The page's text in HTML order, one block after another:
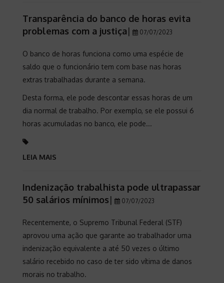
Transparência do banco de horas evita
problemas com a justiça| 07/07/2023
O banco de horas funciona como uma espécie de
saldo que o funcionário tem com base nas horas
extras trabalhadas durante a semana.
Desta forma, ele pode descontar essas horas de um
dia normal de trabalho. Por exemplo, se ele possui 6
horas acumuladas no banco, ele pode...
LEIA MAIS
Indenização trabalhista pode ultrapassar
50 salários mínimos| 07/07/2023
Recentemente, o Supremo Tribunal Federal (STF)
aprovou uma ação que garante ao trabalhador uma
indenização equivalente a até 50 vezes o último
salário recebido no caso de ter sido vítima de danos
morais no trabalho.